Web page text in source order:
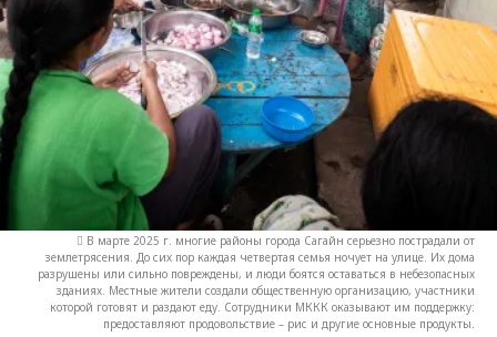
 В марте 2025 г. многие районы города Сагайн серьезно пострадали от
землетрясения. До сих пор каждая четвертая семья ночует на улице. Их дома
разрушены или сильно повреждены, и люди боятся оставаться в небезопасных
зданиях. Местные жители создали общественную организацию, участники
которой готовят и раздают еду. Сотрудники МККК оказывают им поддержку:
предоставляют продовольствие – рис и другие основные продукты.